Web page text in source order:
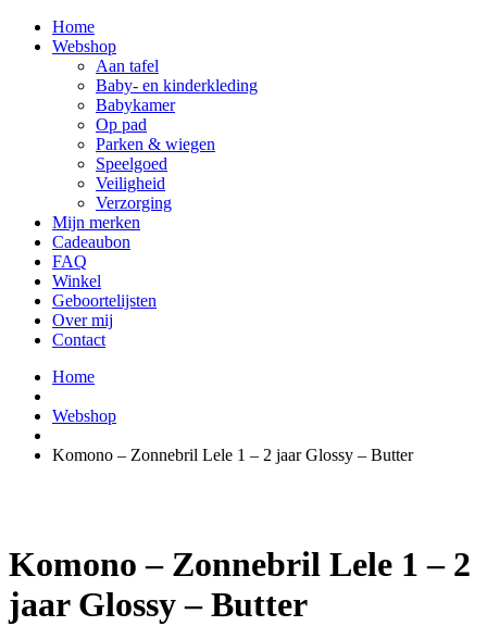
Home
Webshop
Aan tafel
Baby- en kinderkleding
Babykamer
Op pad
Parken & wiegen
Speelgoed
Veiligheid
Verzorging
Mijn merken
Cadeaubon
FAQ
Winkel
Geboortelijsten
Over mij
Contact
Home
Webshop
Komono – Zonnebril Lele 1 – 2 jaar Glossy – Butter
Komono – Zonnebril Lele 1 – 2
jaar Glossy – Butter